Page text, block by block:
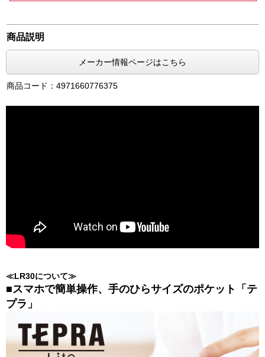
商品説明
メーカー情報ページはこちら
商品コード：4971660776375
≪LR30について≫
■スマホで簡単操作、手のひらサイズのポケット「テ
プラ」